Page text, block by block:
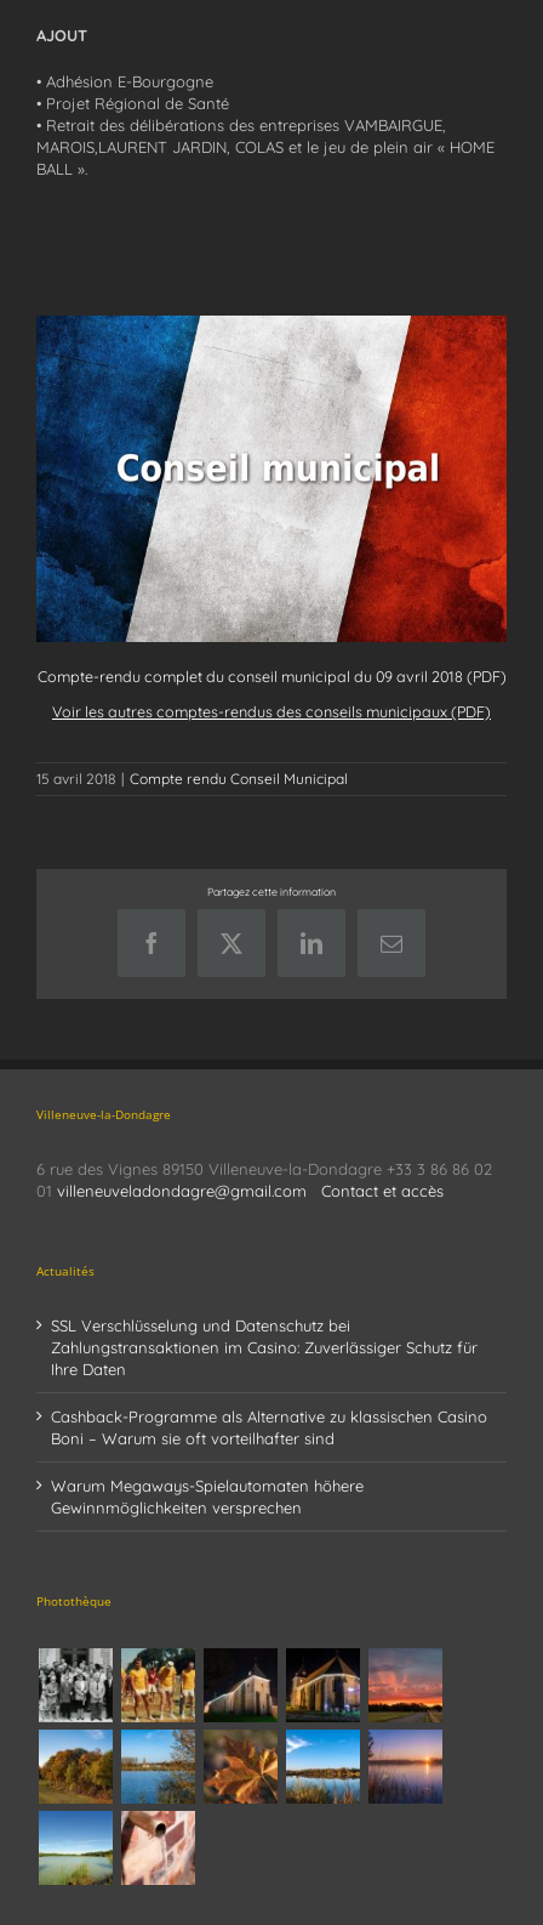
AJOUT
• Adhésion E-Bourgogne
• Projet Régional de Santé
• Retrait des délibérations des entreprises VAMBAIRGUE,
MAROIS,LAURENT JARDIN, COLAS et le jeu de plein air « HOME
BALL ».
Compte-rendu complet du conseil municipal du 09 avril 2018 (PDF)
Voir les autres comptes-rendus des conseils municipaux (PDF)
15 avril 2018 | Compte rendu Conseil Municipal
Partagez cette information
FacebookX LinkedInEmail
Villeneuve-la-Dondagre
6 rue des Vignes 89150 Villeneuve-la-Dondagre +33 3 86 86 02
01 villeneuveladondagre@gmail.com Contact et accès
Actualités
SSL Verschlüsselung und Datenschutz bei
Zahlungstransaktionen im Casino: Zuverlässiger Schutz für
Ihre Daten
Cashback-Programme als Alternative zu klassischen Casino
Boni – Warum sie oft vorteilhafter sind
Warum Megaways-Spielautomaten höhere
Gewinnmöglichkeiten versprechen
Photothèque